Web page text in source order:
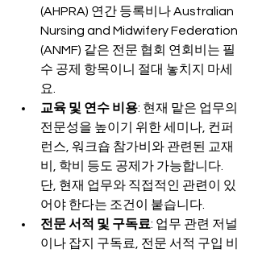
(AHPRA) 연간 등록비나 Australian
Nursing and Midwifery Federation
(ANMF) 같은 전문 협회 연회비는 필
수 공제 항목이니 절대 놓치지 마세
요.
교육 및 연수 비용: 현재 맡은 업무의
전문성을 높이기 위한 세미나, 컨퍼
런스, 워크숍 참가비와 관련된 교재
비, 학비 등도 공제가 가능합니다.
단, 현재 업무와 직접적인 관련이 있
어야 한다는 조건이 붙습니다.
전문 서적 및 구독료: 업무 관련 저널
이나 잡지 구독료, 전문 서적 구입 비